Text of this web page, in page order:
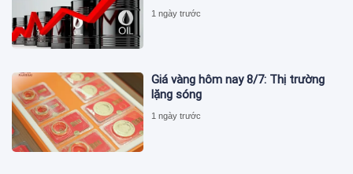
1 ngày trước
Giá vàng hôm nay 8/7: Thị trường
lặng sóng
1 ngày trước